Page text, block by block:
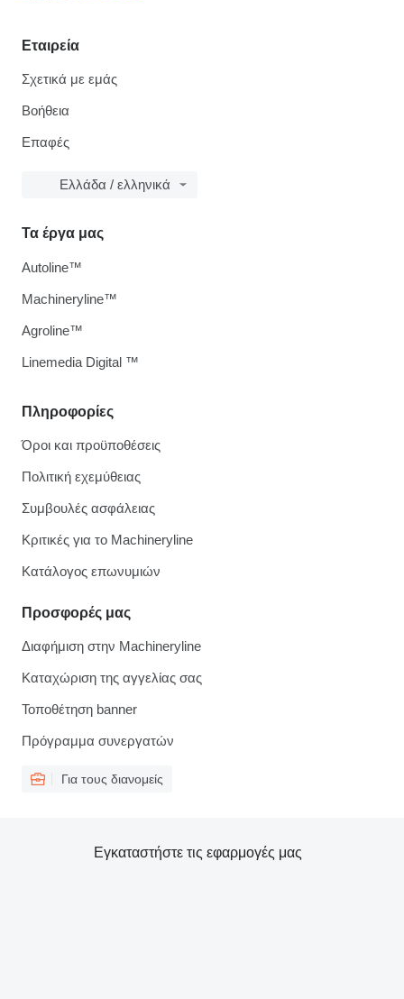
Εταιρεία
Σχετικά με εμάς
Βοήθεια
Επαφές
Ελλάδα / ελληνικά
Πληροφορίες
Όροι και προϋποθέσεις
Πολιτική εχεμύθειας
Συμβουλές ασφάλειας
Κριτικές για το Machineryline
Κατάλογος επωνυμιών
Προσφορές μας
Διαφήμιση στην Machineryline
Καταχώριση της αγγελίας σας
Τοποθέτηση banner
Πρόγραμμα συνεργατών
Για τους διανομείς
Τα έργα μας
Autoline™
Machineryline™
Agroline™
Linemedia Digital ™
Εγκαταστήστε τις εφαρμογές μας